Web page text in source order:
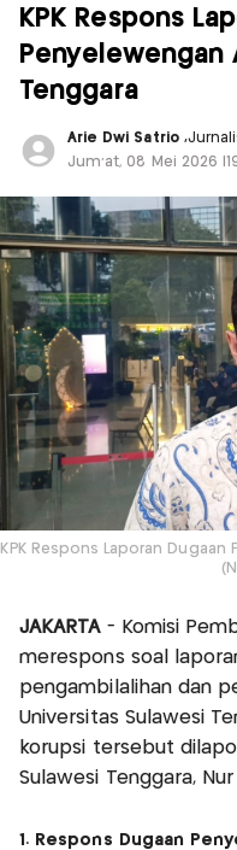
KPK Respons
Penyelewengan
Tenggara
Arie Dwi Satrio ,
Jum'at, 08 Mei 2026
KPK Respons Laporan Dugaan
JAKARTA- Komisi
merespons soal
pengambilalihan dan
Universitas Sulawesi
korupsi tersebut
Sulawesi Tenggara, Nur
1. Respons Dugaan